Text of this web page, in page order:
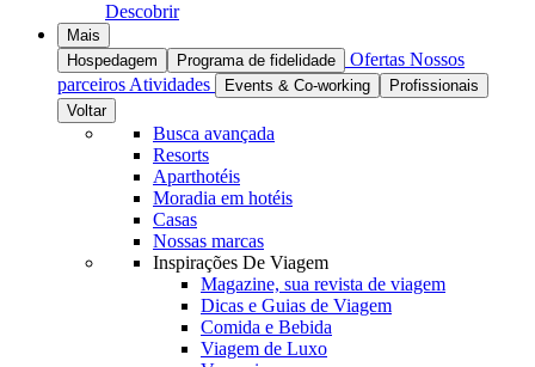
Descobrir
Mais
Hospedagem
Programa de fidelidade Ofertas Nossos
parceiros Atividades Events & Co-working
Profissionais
Voltar
Busca avançada
Resorts
Aparthotéis
Moradia em hotéis
Casas
Nossas marcas
Inspirações De Viagem
Magazine, sua revista de viagem
Dicas e Guias de Viagem
Comida e Bebida
Viagem de Luxo